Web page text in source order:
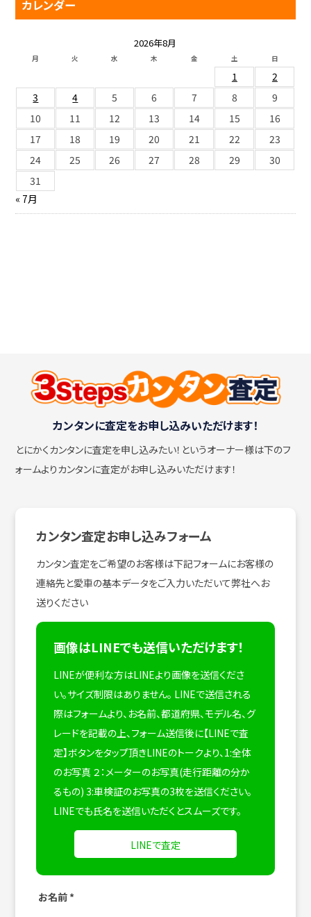
カレンダー
2026年8月
月 火 水 木 金 土 日
1
2
3
4 5 6 7 8
9
10
11 12 13 14 15
16
17
18 19 20 21 22
23
24
25 26 27 28 29
30
31
« 7月
カンタンに査定をお申し込みいただけます！
とにかくカンタンに査定を申し込みたい！ というオーナー様は下のフ
ォームよりカンタンに査定がお申し込みいただけます！
カンタン査定お申し込みフォーム
カンタン査定をご希望のお客様は下記フォームにお客様の
連絡先と愛車の基本データをご入力いただいて弊社へお
送りください
画像はLINEでも送信いただけます！
LINEが便利な方はLINEより画像を送信くださ
い。サイズ制限はありません。 LINEで送信される
際はフォームより、お名前、都道府県、モデル名、グ
レードを記載の上、フォーム送信後に【LINEで査
定】ボタンをタップ頂きLINEのトークより、1:全体
のお写真 ２：メーターのお写真(走行距離の分か
るもの) 3:車検証のお写真の3枚を送信ください。
LINEでも氏名を送信いただくとスムーズです。
LINEで査定
お名前 *